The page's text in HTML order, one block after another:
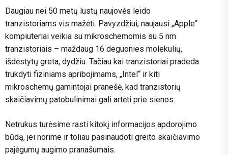
Daugiau nei 50 metų lustų naujovės leido
tranzistoriams vis mažėti. Pavyzdžiui, naujausi „Apple“
kompiuteriai veikia su mikroschemomis su 5 nm
tranzistoriais – maždaug 16 deguonies molekulių,
išdėstytų greta, dydžiu. Tačiau kai tranzistoriai pradeda
trukdyti fiziniams apribojimams, „Intel“ ir kiti
mikroschemų gamintojai pranešė, kad tranzistorių
skaičiavimų patobulinimai gali artėti prie sienos.
Netrukus turėsime rasti kitokį informacijos apdorojimo
būdą, jei norime ir toliau pasinaudoti greito skaičiavimo
pajėgumų augimo pranašumais.